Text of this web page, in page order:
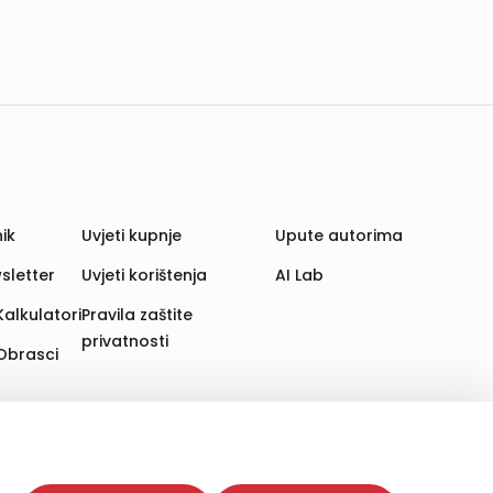
Time poboljšavamo korisničko iskustvo,
web stranica i uređaja u tu svrhu. Naši partneri
Uvjeti kupnje
Uvjeti korištenja
Pravila zaštite
privatnosti
Upute autorima
AI Lab